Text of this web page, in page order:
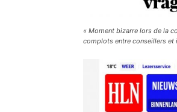
« Moment bizarre lors de la
complots entre conseillers et